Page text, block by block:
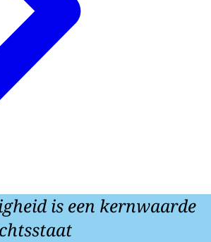
is een kernwaarde